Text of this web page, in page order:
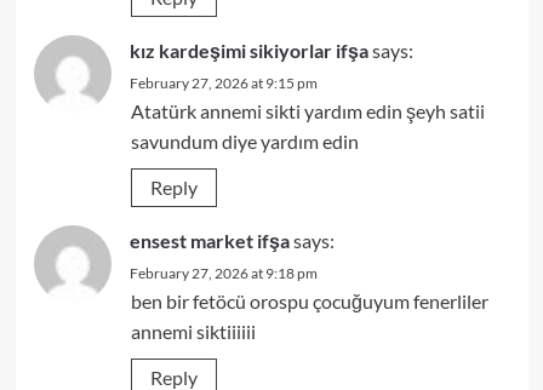
kız kardeşimi sikiyorlar ifşasays:
February 27, 2026 at 9:15 pm
Atatürk annemi sikti yardım edin şeyh satii
savundum diye yardım edin
Reply
ensest market ifşasays:
February 27, 2026 at 9:18 pm
ben bir fetöcü orospu çocuğuyum fenerliler
annemi siktiiiiii
Reply